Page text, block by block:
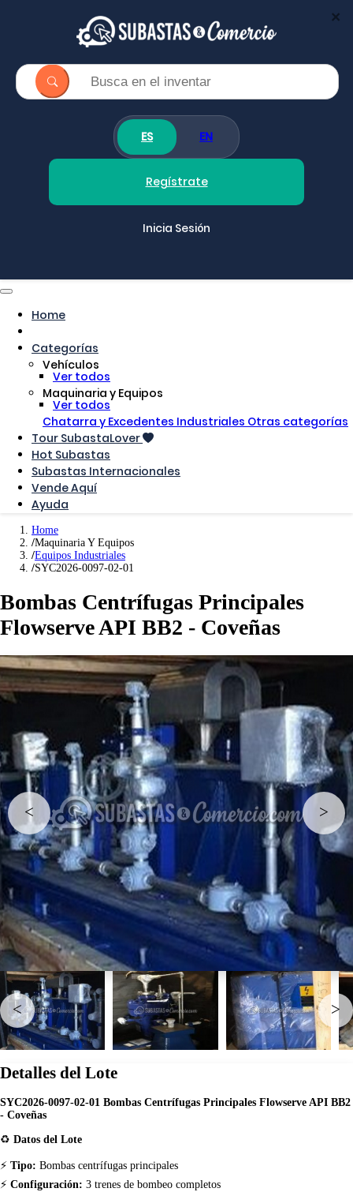
ES EN
Regístrate
Inicia Sesión
Home
Categorías
Vehículos
Ver todos
Maquinaria y Equipos
Ver todos
Chatarra y Excedentes Industriales Otras categorías
Tour SubastaLover
Hot Subastas
Subastas Internacionales
Vende Aquí
Ayuda
Home
Maquinaria Y Equipos
Equipos Industriales
SYC2026-0097-02-01
Bombas Centrífugas Principales
Flowserve API BB2 - Coveñas
< >
< >
Detalles del Lote
SYC2026-0097-02-01 Bombas Centrífugas Principales Flowserve API BB2
- Coveñas
♻️ Datos del Lote
⚡ Tipo: Bombas centrífugas principales
⚡ Configuración: 3 trenes de bombeo completos
×